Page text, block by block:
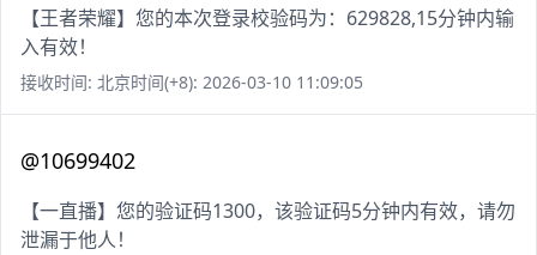
【王者荣耀】您的本次登录校验码为：629828,15分钟内输
入有效！
接收时间: 北京时间(+8): 2026-03-10 11:09:05
@10699402
【一直播】您的验证码1300，该验证码5分钟内有效，请勿
泄漏于他人！